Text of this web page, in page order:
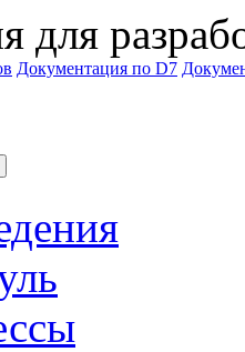
для
Документация по D7